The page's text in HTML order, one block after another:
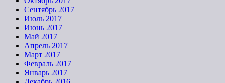
Сентябрь 2017
Июль 2017
Июнь 2017
Май 2017
Апрель 2017
Март 2017
Февраль 2017
Январь 2017